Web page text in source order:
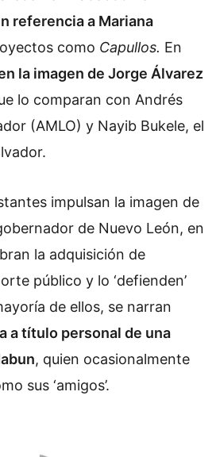
referencia a Mariana
como Capullos. En
la imagen de Jorge Álvarez
lo comparan con Andrés
(AMLO) y Nayib Bukele, el
impulsan la imagen de
de Nuevo León, en
la adquisición de
público y lo ‘defienden’
de ellos, se narran
a título personal de una
, quien ocasionalmente
sus ‘amigos’.